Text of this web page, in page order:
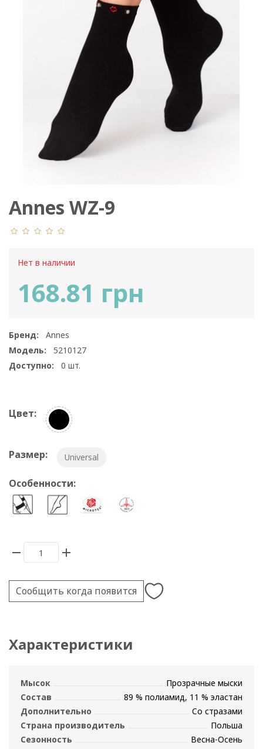
Annes WZ-9
Нет в наличии
168.81 грн
Бренд:
Annes
Модель:
5210127
Доступно:
0 шт.
Цвет:
Размер: Universal
Особенности:
Сообщить когда появится
Характеристики
Мысок
Прозрачные мыски
Состав
89 % полиамид, 11 % эластан
Дополнительно
Со стразами
Страна производитель
Польша
Сезонность
Весна-Осень